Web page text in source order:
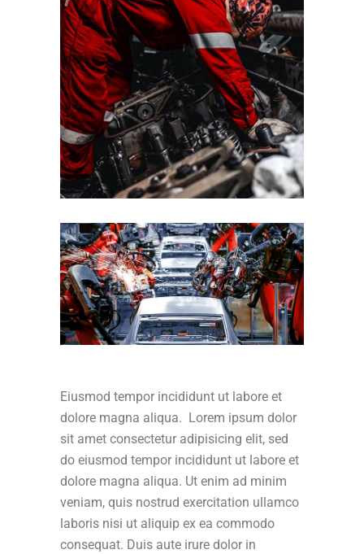
Eiusmod tempor incididunt ut labore et
dolore magna aliqua. Lorem ipsum dolor
sit amet consectetur adipisicing elit, sed
do eiusmod tempor incididunt ut labore et
dolore magna aliqua. Ut enim ad minim
veniam, quis nostrud exercitation ullamco
laboris nisi ut aliquip ex ea commodo
consequat. Duis aute irure dolor in